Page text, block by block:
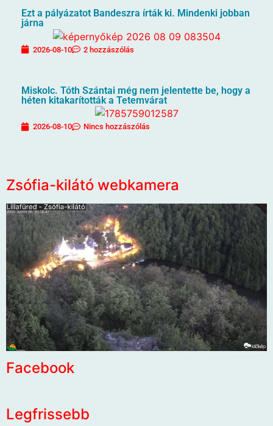
Ezt a pályázatot Bandeszra írták ki. Mindenki jobban
járna
2026-08-10 2 hozzászólás
Miskolc. Tóth Szántai még nem jelentette be, hogy a
héten kitakarították a Tetemvárat
2026-08-10 Nincs hozzászólás
Zsófia-kilátó webkamera
Facebook
Legfrissebb